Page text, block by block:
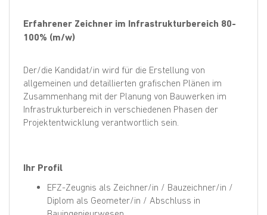
Erfahrener Zeichner im Infrastrukturbereich 80-
100% (m/w)
Der/die Kandidat/in wird für die Erstellung von
allgemeinen und detaillierten grafischen Plänen im
Zusammenhang mit der Planung von Bauwerken im
Infrastrukturbereich in verschiedenen Phasen der
Projektentwicklung verantwortlich sein.
Ihr Profil
EFZ-Zeugnis als Zeichner/in / Bauzeichner/in /
Diplom als Geometer/in / Abschluss in